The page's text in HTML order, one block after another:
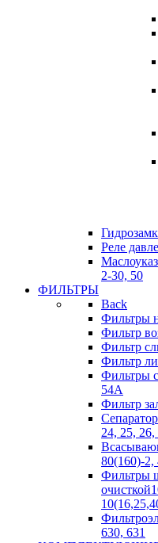
Реле
2-30, 50
ФИЛЬТРЫ
Back
Фильтры
Фильтр
Фильтр
Фильтр
Фильтры
54А
Фильтр
24, 25, 26,
80(160)-2,
Фильтры
очисткой
630, 631